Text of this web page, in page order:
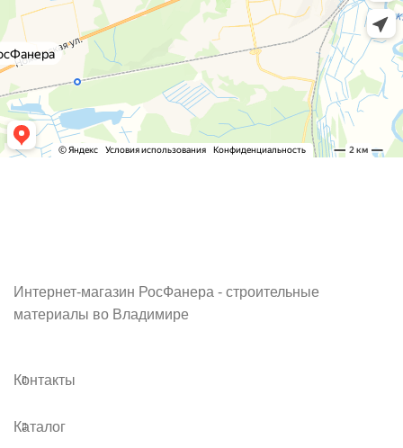
Интернет-магазин РосФанера - строительные
материалы во Владимире
Контакты
Каталог